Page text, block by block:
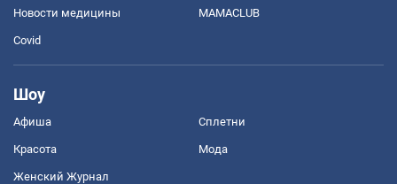
Новости медицины MAMACLUB
Covid
Шоу
Афиша Сплетни
Красота Мода
Женский Журнал